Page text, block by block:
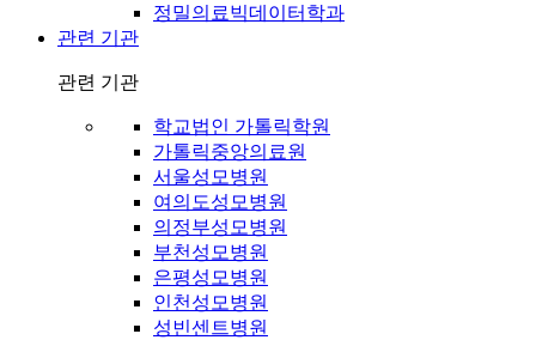
정밀의료빅데이터학과
관련 기관
관련 기관
학교법인 가톨릭학원
가톨릭중앙의료원
서울성모병원
여의도성모병원
의정부성모병원
부천성모병원
은평성모병원
인천성모병원
성빈센트병원